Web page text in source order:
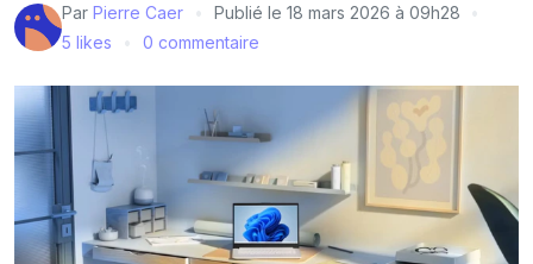
Par Pierre Caer Publié le 18 mars 2026 à 09h28
5 likes
0 commentaire